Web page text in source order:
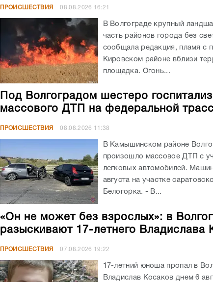
ПРОИСШЕСТВИЯ 08.08.2026 16:21
В Волгограде крупный
часть районов города без
сообщала редакция, пламя с
Кировском районе вблизи
площадка. Огонь...
Под Волгоградом шестеро
массового ДТП на федеральной
ПРОИСШЕСТВИЯ 08.08.2026 11:38
В Камышинском районе
произошло массовое ДТП с
легковых автомобилей.
августа на участке
Белогорка. - В...
«Он не может без взрослых»: в
разыскивают 17-летнего Владислава
ПРОИСШЕСТВИЯ 07.08.2026 19:22
17-летний юноша пропал в
Владислав Косаков днем 6